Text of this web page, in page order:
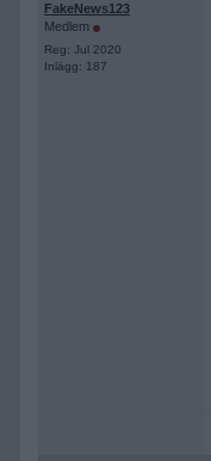
FakeNews123
Medlem
Reg: Jul 2020
Inlägg: 187